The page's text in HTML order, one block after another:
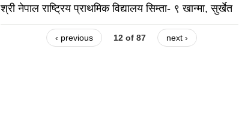
श्री नेपाल राष्ट्रिय प्राथमिक विद्यालय सिम्ता- ९ खान्मा, सुर्खेत
‹ previous 12 of 87 next ›